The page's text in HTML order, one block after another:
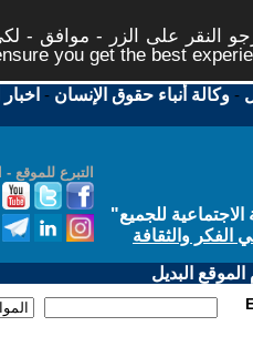
النقر على الزر - موافق -
you get the best
-وكالة أنباء حقوق الإنسان -
التبرع للموقع -
للجميع"
الفكر والثقافة
البديل